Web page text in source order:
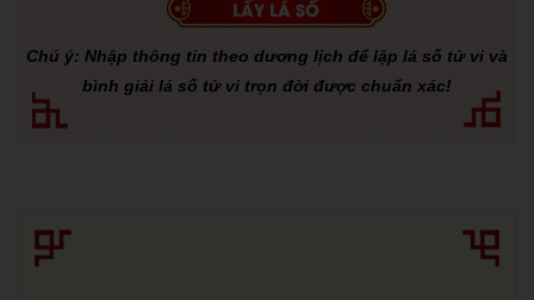
Chú ý: Nhập thông tin theo dương lịch để lập lá số tử vi và
bình giải lá số tử vi trọn đời được chuẩn xác!